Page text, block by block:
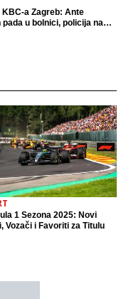
a Zagreb: Ante
u bolnici, policija na
1 Sezona 2025: Novi
Vozači i Favoriti za Titulu